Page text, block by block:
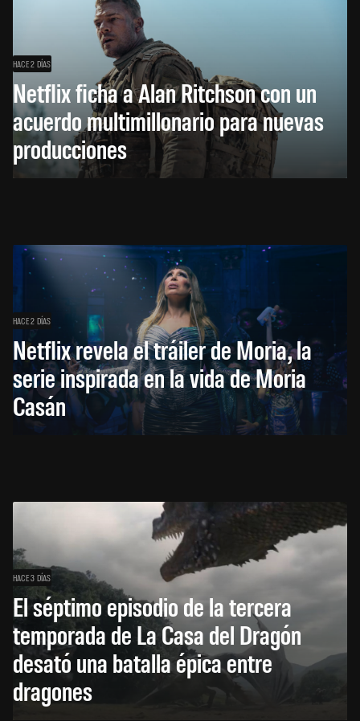
HACE 2 DÍAS
Netflix ficha a Alan Ritchson con un
acuerdo multimillonario para nuevas
producciones
HACE 2 DÍAS
Netflix revela el tráiler de Moria, la
serie inspirada en la vida de Moria
Casán
HACE 3 DÍAS
El séptimo episodio de la tercera
temporada de La Casa del Dragón
desató una batalla épica entre
dragones